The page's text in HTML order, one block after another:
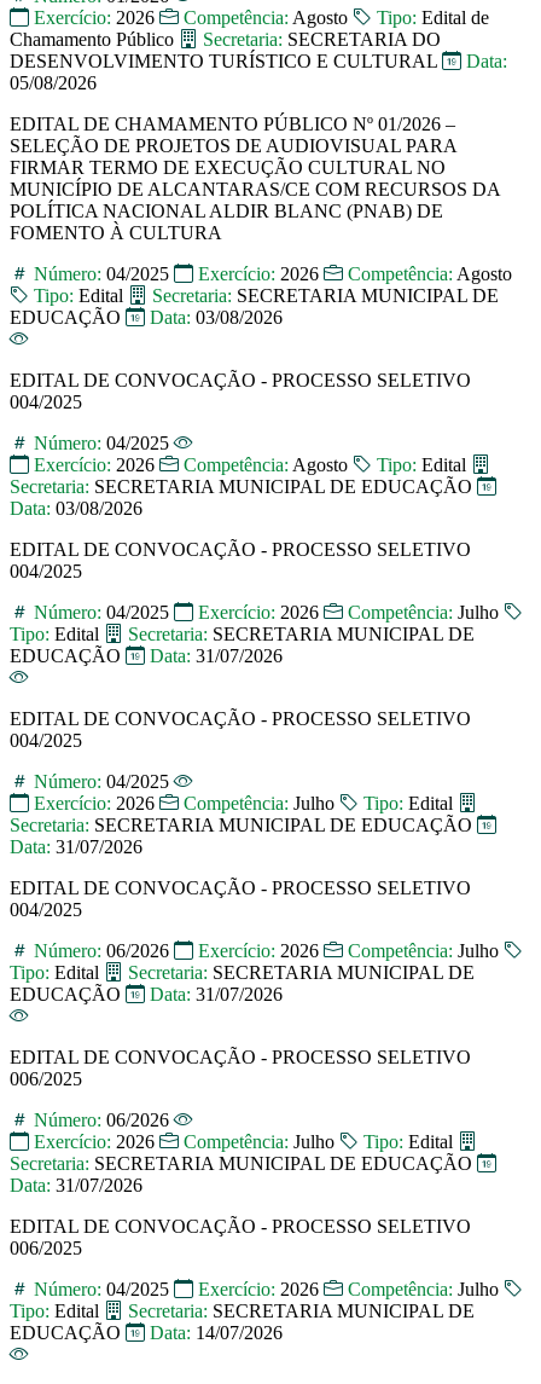
Exercício: 2026 Competência: Agosto Tipo: Edital de
Chamamento Público
Secretaria: SECRETARIA DO
DESENVOLVIMENTO TURÍSTICO E CULTURAL
Data:
05/08/2026
EDITAL DE CHAMAMENTO PÚBLICO Nº 01/2026 –
SELEÇÃO DE PROJETOS DE AUDIOVISUAL PARA
FIRMAR TERMO DE EXECUÇÃO CULTURAL NO
MUNICÍPIO DE ALCANTARAS/CE COM RECURSOS DA
POLÍTICA NACIONAL ALDIR BLANC (PNAB) DE
FOMENTO À CULTURA
Número: 04/2025 Exercício: 2026 Competência: Agosto
Tipo: Edital Secretaria: SECRETARIA MUNICIPAL DE
EDUCAÇÃO
Data: 03/08/2026
EDITAL DE CONVOCAÇÃO - PROCESSO SELETIVO
004/2025
Número: 04/2025
Exercício: 2026 Competência: Agosto Tipo: Edital
Secretaria: SECRETARIA MUNICIPAL DE EDUCAÇÃO
Data: 03/08/2026
EDITAL DE CONVOCAÇÃO - PROCESSO SELETIVO
004/2025
Número: 04/2025 Exercício: 2026 Competência: Julho
Tipo: Edital Secretaria: SECRETARIA MUNICIPAL DE
EDUCAÇÃO
Data: 31/07/2026
EDITAL DE CONVOCAÇÃO - PROCESSO SELETIVO
004/2025
Número: 04/2025
Exercício: 2026 Competência: Julho Tipo: Edital
Secretaria: SECRETARIA MUNICIPAL DE EDUCAÇÃO
Data: 31/07/2026
EDITAL DE CONVOCAÇÃO - PROCESSO SELETIVO
004/2025
Número: 06/2026 Exercício: 2026 Competência: Julho
Tipo: Edital Secretaria: SECRETARIA MUNICIPAL DE
EDUCAÇÃO
Data: 31/07/2026
EDITAL DE CONVOCAÇÃO - PROCESSO SELETIVO
006/2025
Número: 06/2026
Exercício: 2026 Competência: Julho Tipo: Edital
Secretaria: SECRETARIA MUNICIPAL DE EDUCAÇÃO
Data: 31/07/2026
EDITAL DE CONVOCAÇÃO - PROCESSO SELETIVO
006/2025
Número: 04/2025 Exercício: 2026 Competência: Julho
Tipo: Edital Secretaria: SECRETARIA MUNICIPAL DE
EDUCAÇÃO
Data: 14/07/2026